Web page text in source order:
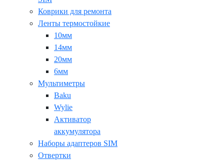
Коврики для ремонта
Ленты термостойкие
10мм
14мм
20мм
6мм
Мультиметры
Baku
Wylie
Активатор
аккумулятора
Наборы адаптеров SIM
Отвертки